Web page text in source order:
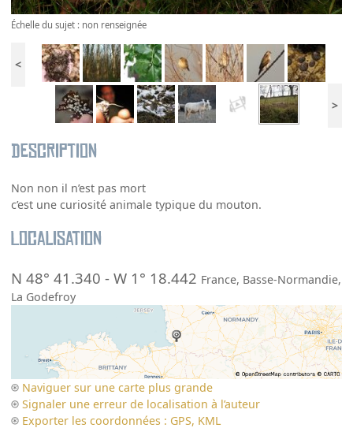
Échelle du sujet : non renseignée
<
>
Description
Non non il n’est pas mort
c’est une curiosité animale typique du mouton.
Localisation
N 48° 41.340 -W 1° 18.442 France, Basse-Normandie,
La Godefroy
Naviguer sur une carte plus grande
Signaler une erreur de localisation à l’auteur
Exporter les coordonnées : GPS, KML